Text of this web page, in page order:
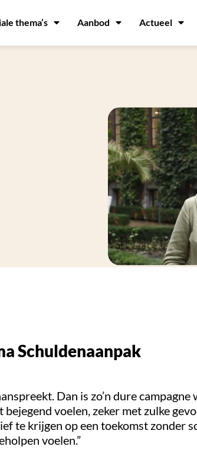
thema’s Aanbod Actueel
Schuldenaanpak
Dan is zo’n dure campagne
voelen, zeker met zulke
te krijgen op een toekomst zonder
voelen.”